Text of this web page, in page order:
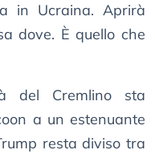
in Ucraina. Aprirà
dove. È quello che
del Cremlino sta
a un estenuante
resta diviso tra